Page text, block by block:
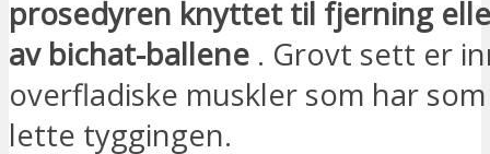
prosedyren knyttet til fjerning
av bichat-ballene . Grovt sett er
overfladiske muskler som har
lette tyggingen.